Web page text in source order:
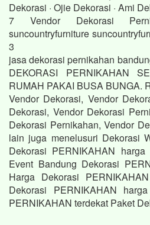
Dekorasi · Ojie Dekorasi · Ami
7 Vendor Dekorasi
suncountryfurniture
3
jasa dekorasi pernikahan
DEKORASI PERNIKAHAN
RUMAH PAKAI BUSA BUNGA.
Vendor Dekorasi, Vendor
Dekorasi, Vendor Dekorasi
Dekorasi Pernikahan, Vendor
lain juga menelusuri Dekorasi
Dekorasi PERNIKAHAN
Event Bandung Dekorasi
Harga Dekorasi
Dekorasi PERNIKAHAN
PERNIKAHAN terdekat Paket